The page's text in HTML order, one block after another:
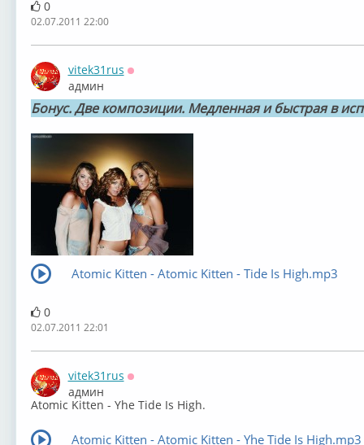
0
02.07.2011 22:00
vitek31rus
админ
Бонус. Две композиции. Медленная и быстрая в
Atomic Kitten - Atomic Kitten - Tide Is High.mp3
0
02.07.2011 22:01
vitek31rus
админ
Atomic Kitten - Yhe Tide Is High.
Atomic Kitten - Atomic Kitten - Yhe Tide Is High.mp3